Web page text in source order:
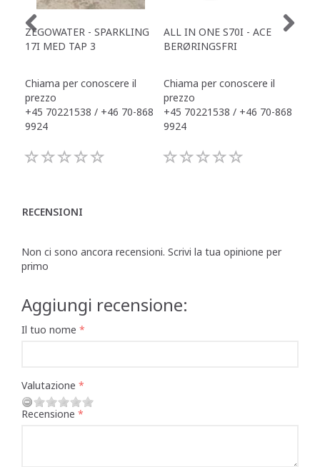
ZEGOWATER - SPARKLING
17I MED TAP 3
Chiama per conoscere il
prezzo
+45 70221538 / +46 70-868
9924
ALL IN ONE S70I - ACE
BERØRINGSFRI
Chiama per conoscere il
prezzo
+45 70221538 / +46 70-868
9924
RECENSIONI
Non ci sono ancora recensioni. Scrivi la tua opinione per
primo
Aggiungi recensione:
Il tuo nome
Valutazione
Recensione